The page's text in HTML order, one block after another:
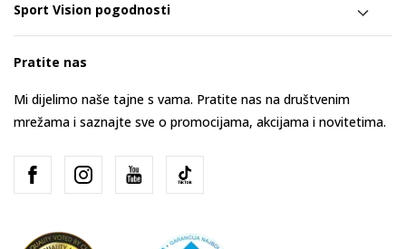
Sport Vision pogodnosti
Pratite nas
Mi dijelimo naše tajne s vama. Pratite nas na društvenim
mrežama i saznajte sve o promocijama, akcijama i novitetima.